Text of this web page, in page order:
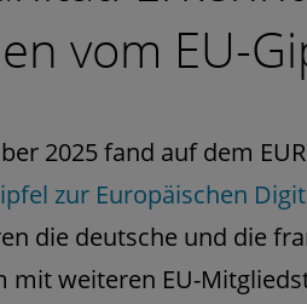
vom EU-
2025 fand auf dem
zur Europäischen
die deutsche und die
mit weiteren EU-